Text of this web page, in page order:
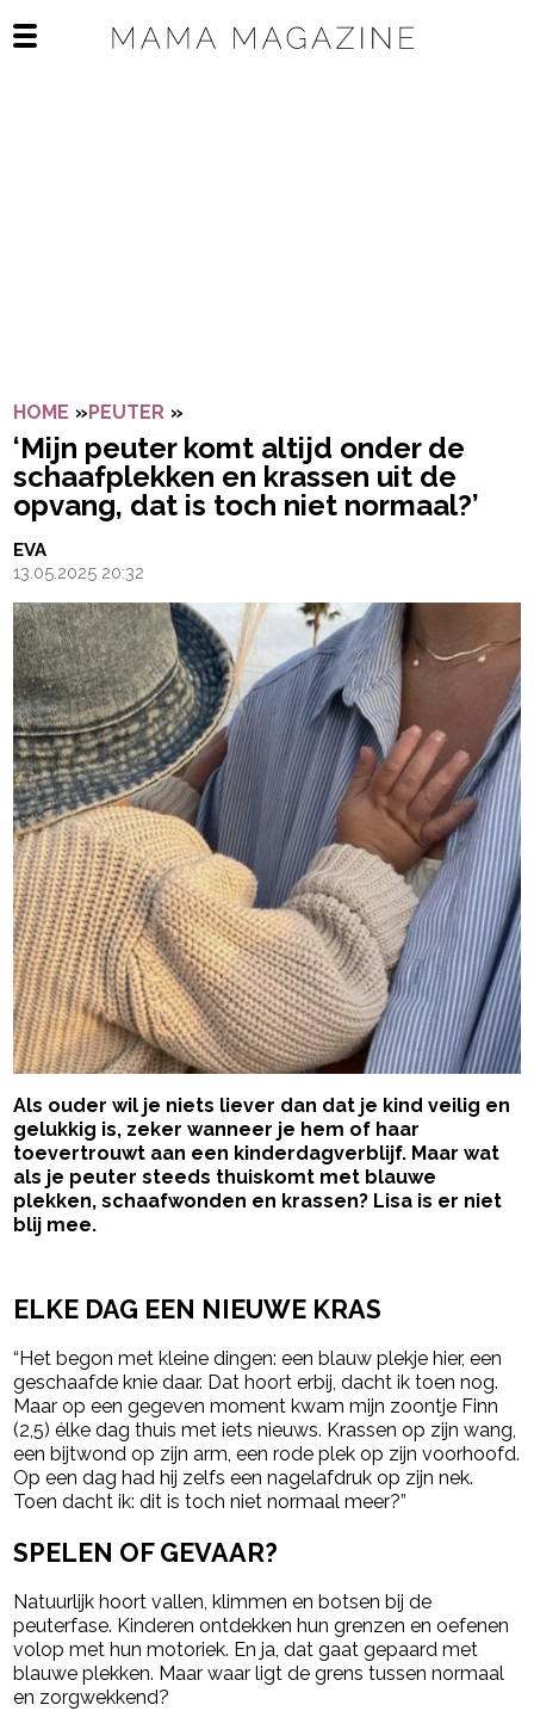
Open het mobiele menu
HOME »PEUTER »
‘Mijn peuter komt altijd onder de
schaafplekken en krassen uit de
opvang, dat is toch niet normaal?’
EVA
13.05.2025 20:32
Als ouder wil je niets liever dan dat je kind veilig en
gelukkig is, zeker wanneer je hem of haar
toevertrouwt aan een kinderdagverblijf. Maar wat
als je peuter steeds thuiskomt met blauwe
plekken, schaafwonden en krassen? Lisa is er niet
blij mee.
ELKE DAG EEN NIEUWE KRAS
“Het begon met kleine dingen: een blauw plekje hier, een
geschaafde knie daar. Dat hoort erbij, dacht ik toen nog.
Maar op een gegeven moment kwam mijn zoontje Finn
(2,5) élke dag thuis met iets nieuws. Krassen op zijn wang,
een bijtwond op zijn arm, een rode plek op zijn voorhoofd.
Op een dag had hij zelfs een nagelafdruk op zijn nek.
Toen dacht ik: dit is toch niet normaal meer?”
SPELEN OF GEVAAR?
Natuurlijk hoort vallen, klimmen en botsen bij de
peuterfase. Kinderen ontdekken hun grenzen en oefenen
volop met hun motoriek. En ja, dat gaat gepaard met
blauwe plekken. Maar waar ligt de grens tussen normaal
en zorgwekkend?